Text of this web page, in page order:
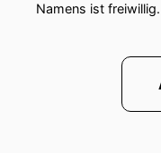
Namens ist freiwillig.